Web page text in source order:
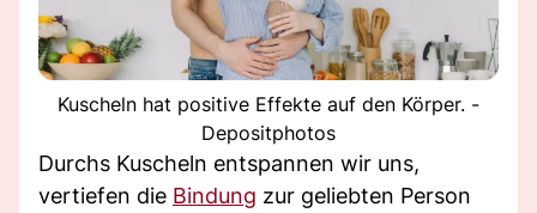
Kuscheln hat positive Effekte auf den Körper. -
Depositphotos
Durchs Kuscheln entspannen wir uns,
vertiefen die Bindung zur geliebten Person